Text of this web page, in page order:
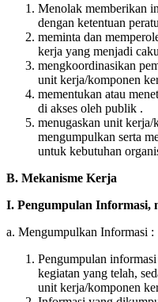
Menolak memberikan
dengan ketentuan
meminta dan
kerja yang menjadi
mengkoordinasikan
unit kerja/komponen
mementukan atau
di akses oleh publik .
menugaskan unit kerja/
mengumpulkan serta
untuk kebutuhan
B. Mekanisme Kerja
I. Pengumpulan Informasi,
a. Mengumpulkan Informasi :
Pengumpulan
kegiatan yang telah,
unit kerja/komponen